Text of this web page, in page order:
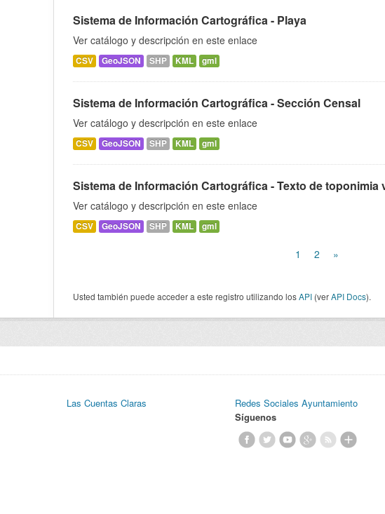
Sistema de Información Cartográfica - Playa
Ver catálogo y descripción en este enlace
CSV GeoJSON SHP KML gml
Sistema de Información Cartográfica - Sección Censal
Ver catálogo y descripción en este enlace
CSV GeoJSON SHP KML gml
Sistema de Información Cartográfica - Texto de toponimia
Ver catálogo y descripción en este enlace
CSV GeoJSON SHP KML gml
1 2 »
Usted también puede acceder a este registro utilizando losAPI (verAPI Docs).
Las Cuentas Claras
Redes Sociales Ayuntamiento
Síguenos